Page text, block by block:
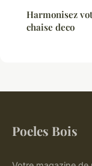
Harmonisez
chaise deco
Poeles Bois